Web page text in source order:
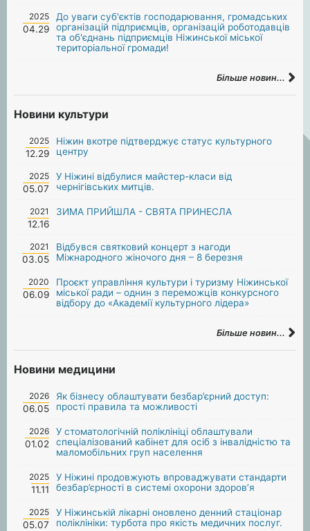
2025
04.29
До уваги суб'єктів господарювання, громадських
організацій підприємців, організацій роботодавців
та об'єднань підприємців Ніжинської міської
територіальної громади!
Більше новин...
Новини культури
2025
12.29
Ніжин вкотре підтверджує статус культурного
центру
2025
05.07
У Ніжині відбулися майстер-класи від
чернігівських митців.
2021
12.16
ЗИМА ПРИЙШЛА - СВЯТА ПРИНЕСЛА
2021
03.05
Відбувся святковий концерт з нагоди
Міжнародного жіночого дня – 8 березня
2020
06.09
Проєкт управління культури і туризму Ніжинської
міської ради – однин з переможців конкурсного
відбору до «Академії культурного лідера»
Більше новин...
Новини медицини
2026
06.05
Як бізнесу облаштувати безбар’єрний доступ:
прості правила та можливості
2026
01.02
У стоматологічній поліклініці облаштували
спеціалізований кабінет для осіб з інвалідністю та
маломобільних груп населення
2025
11.11
У Ніжині продовжують впроваджувати стандарти
безбар’єрності в системі охорони здоров’я
2025
05.07
У Ніжинській лікарні оновлено денний стаціонар
поліклініки: турбота про якість медичних послуг.